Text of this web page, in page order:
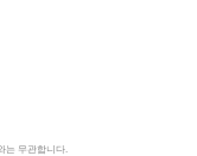
는 무관합니다.